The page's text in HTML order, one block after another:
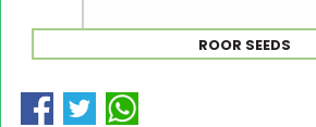
ROOR SEEDS